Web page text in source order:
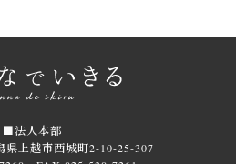
■法人本部
上越市西城町2-10-25-307